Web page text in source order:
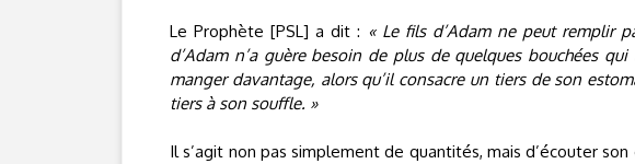
Le Prophète [PSL] a dit : « Le fils d’Adam ne peut remplir
d’Adam n’a guère besoin de plus de quelques bouchées
manger davantage, alors qu’il consacre un tiers de son
tiers à son souffle. »
Il s’agit non pas simplement de quantités, mais d’écouter